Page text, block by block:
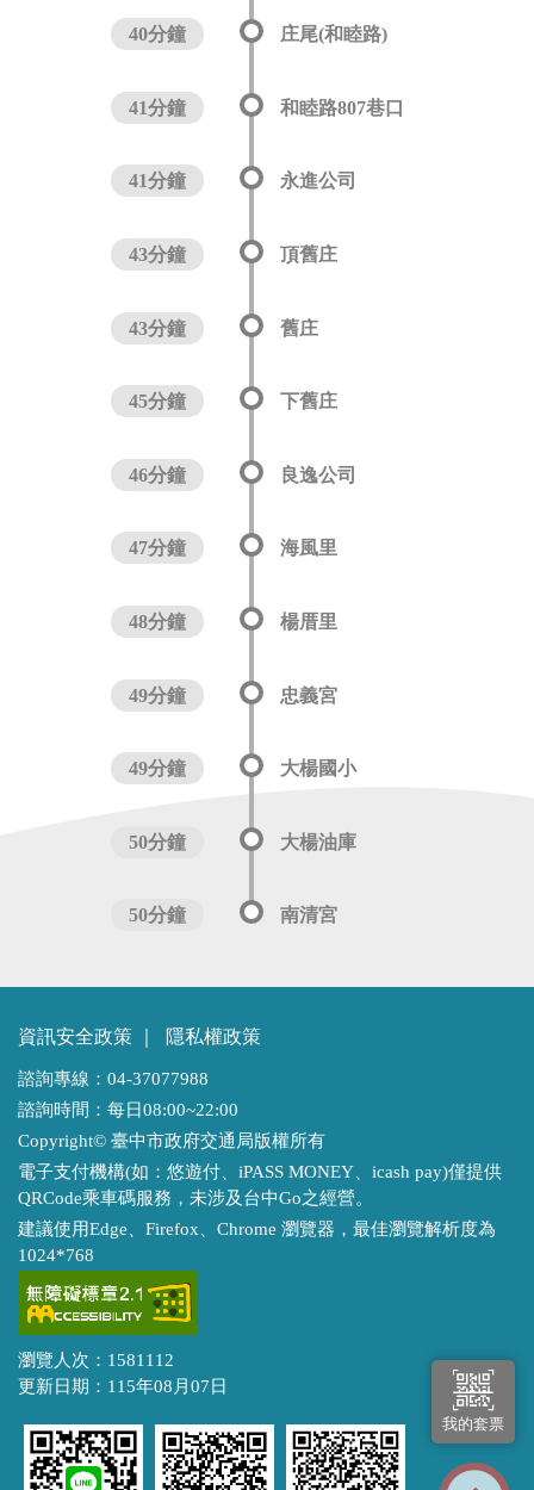
40分鐘 庄尾(和睦路)
41分鐘 和睦路807巷口
41分鐘 永進公司
43分鐘 頂舊庄
43分鐘 舊庄
45分鐘 下舊庄
46分鐘 良逸公司
47分鐘 海風里
48分鐘 楊厝里
49分鐘 忠義宮
49分鐘 大楊國小
50分鐘 大楊油庫
50分鐘 南清宮
資訊安全政策 隱私權政策
諮詢專線：04-37077988
諮詢時間：每日08:00~22:00
Copyright© 臺中市政府交通局版權所有
電子支付機構(如：悠遊付、iPASS MONEY、icash pay)僅提供
QRCode乘車碼服務，未涉及台中Go之經營。
建議使用Edge、Firefox、Chrome 瀏覽器，最佳瀏覽解析度為
1024*768
瀏覽人次：1581112
更新日期：115年08月07日
我的套票